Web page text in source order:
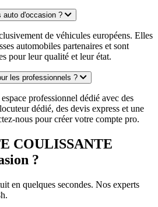
auto d'occasion ?
de véhicules européens. Elles
automobiles partenaires et sont
pour leur qualité et leur état.
les professionnels ?
professionnel dédié avec des
dédié, des devis express et une
nous pour créer votre compte pro.
COULISSANTE
?
en quelques secondes. Nos experts